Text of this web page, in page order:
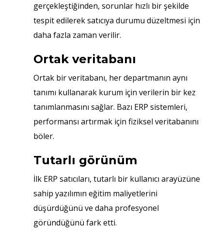
gerçekleştiğinden, sorunlar hızlı bir şekilde
tespit edilerek satıcıya durumu düzeltmesi için
daha fazla zaman verilir.
Ortak veritabanı
Ortak bir veritabanı, her departmanın aynı
tanımı kullanarak kurum için verilerin bir kez
tanımlanmasını sağlar. Bazı ERP sistemleri,
performansı artırmak için fiziksel veritabanını
böler.
Tutarlı görünüm
İlk ERP satıcıları, tutarlı bir kullanıcı arayüzüne
sahip yazılımın eğitim maliyetlerini
düşürdüğünü ve daha profesyonel
göründüğünü fark etti.